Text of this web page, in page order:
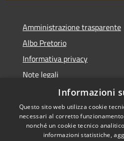
Amministrazione trasparente
Albo Pretorio
Informativa privacy
Note legali
Dichiarazione di accessibilità
Informazioni
Questo sito web utilizza cookie
necessari al corretto
nonché un cookie tecnico
informazioni statistiche,